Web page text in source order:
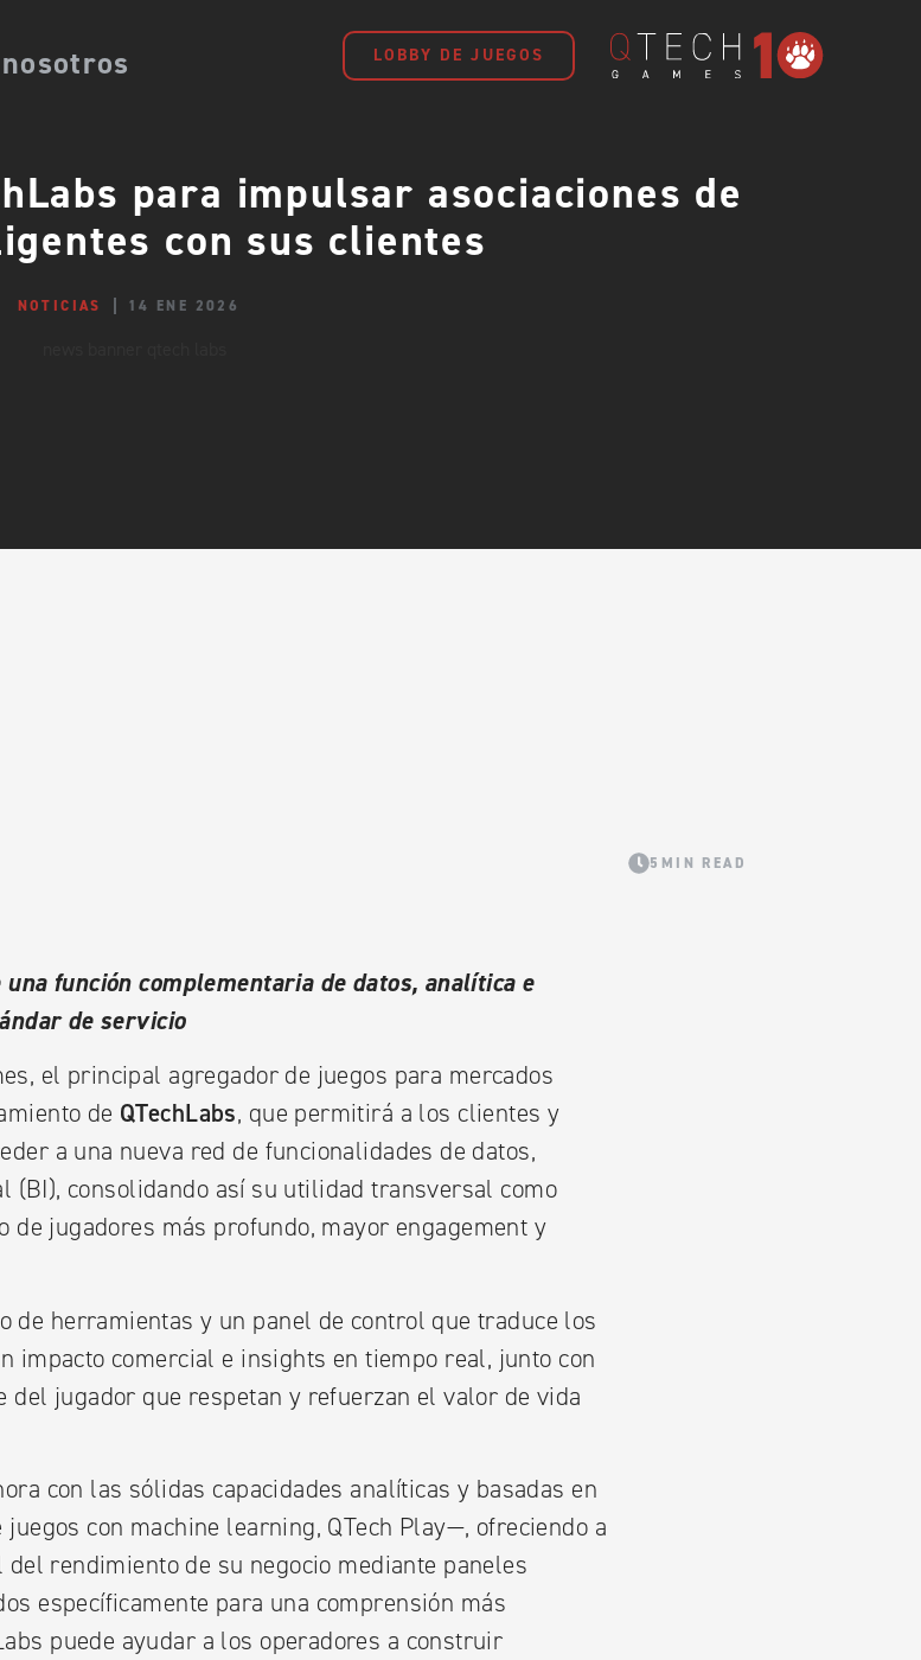
LOBBY DE JUEGOS
para impulsar asociaciones de
con sus clientes
NOTICIAS 14 ENE 2026
5MIN READ
función complementaria de datos, analítica e
de servicio
el principal agregador de juegos para mercados
de QTechLabs, que permitirá a los clientes y
a una nueva red de funcionalidades de datos,
(BI), consolidando así su utilidad transversal como
de jugadores más profundo, mayor engagement y
de herramientas y un panel de control que traduce los
impacto comercial e insights en tiempo real, junto con
del jugador que respetan y refuerzan el valor de vida
con las sólidas capacidades analíticas y basadas en
con machine learning, QTech Play—, ofreciendo a
rendimiento de su negocio mediante paneles
específicamente para una comprensión más
puede ayudar a los operadores a construir